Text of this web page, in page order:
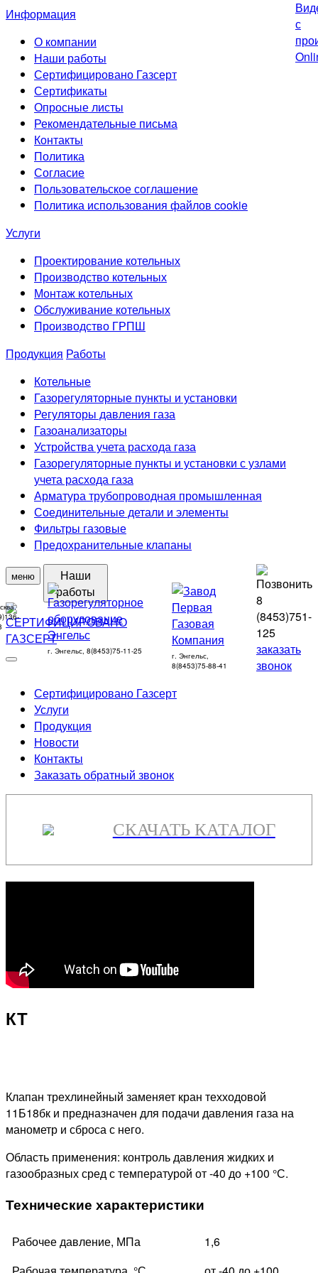
Информация
О компании
Наши работы
Сертифицировано Газсерт
Сертификаты
Опросные листы
Рекомендательные письма
Контакты
Политика
Согласие
Пользовательское соглашение
Политика использования файлов cookie
Услуги
Проектирование котельных
Производство котельных
Монтаж котельных
Обслуживание котельных
Производство ГРПШ
Продукция Работы
Котельные
Газорегуляторные пункты и установки
Регуляторы давления газа
Газоанализаторы
Устройства учета расхода газа
Газорегуляторные пункты и установки с узлами
учета расхода газа
Арматура трубопроводная промышленная
Соединительные детали и элементы
Фильтры газовые
Предохранительные клапаны
меню
Наши
работы
г. Энгельс, 8(8453)75-11-25
г. Энгельс,
8(8453)75-88-41
8
(8453)751-
125
заказать
звонок
Сертифицировано Газсерт
Услуги
Продукция
Новости
Контакты
Заказать обратный звонок
СКАЧАТЬ КАТАЛОГ
КТ
Клапан трехлинейный заменяет кран техходовой
11Б18бк и предназначен для подачи давления газа на
манометр и сброса с него.
Область применения: контроль давления жидких и
газообразных сред с температурой от -40 до +100 °С.
Технические характеристики
Рабочее давление, МПа
1,6